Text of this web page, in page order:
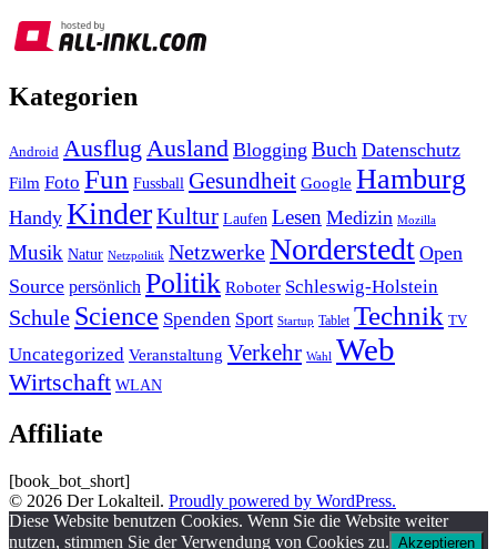
Kategorien
Android Ausflug Ausland Blogging Buch Datenschutz
Film Foto Fun Fussball Gesundheit Google Hamburg
Handy KinderKultur Laufen Lesen Medizin Mozilla
Musik Natur Netzpolitik NetzwerkeNorderstedt Open
Source persönlich Politik Roboter Schleswig-Holstein
Schule Science Spenden Sport Startup Tablet Technik TV
Uncategorized Veranstaltung Verkehr Wahl Web
Wirtschaft WLAN
Affiliate
[book_bot_short]
© 2026 Der Lokalteil. Proudly powered by WordPress.
Diese Website benutzen Cookies. Wenn Sie die Website weiter
nutzen, stimmen Sie der Verwendung von Cookies zu. Akzeptieren